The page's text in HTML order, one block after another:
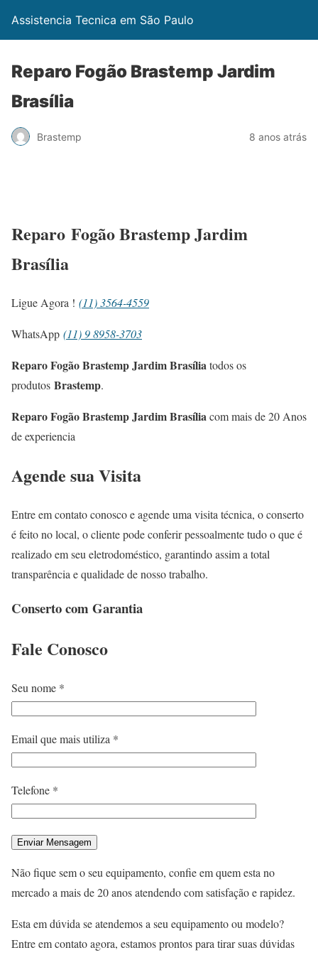
Assistencia Tecnica em São Paulo
Reparo Fogão Brastemp Jardim
Brasília
Brastemp 8 anos atrás
Reparo Fogão Brastemp Jardim
Brasília
Ligue Agora ! (11) 3564-4559
WhatsApp (11) 9 8958-3703
Reparo Fogão Brastemp Jardim Brasíliatodos os
produtos Brastemp.
Reparo Fogão Brastemp Jardim Brasíliacom mais de 20 Anos
de experiencia
Agende sua Visita
Entre em contato conosco e agende uma visita técnica, o conserto
é feito no local, o cliente pode conferir pessoalmente tudo o que é
realizado em seu eletrodoméstico, garantindo assim a total
transparência e qualidade de nosso trabalho.
Conserto com Garantia
Fale Conosco
Seu nome *
Email que mais utiliza *
Telefone *
Não fique sem o seu equipamento, confie em quem esta no
mercado a mais de 20 anos atendendo com satisfação e rapidez.
Esta em dúvida se atendemos a seu equipamento ou modelo?
Entre em contato agora, estamos prontos para tirar suas dúvidas